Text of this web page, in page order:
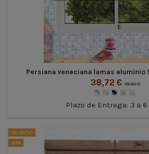
Persiana veneciana lamas aluminio
38,72 €96,80 €
Plazo de Entrega: 3 a
¡En oferta!
-25%